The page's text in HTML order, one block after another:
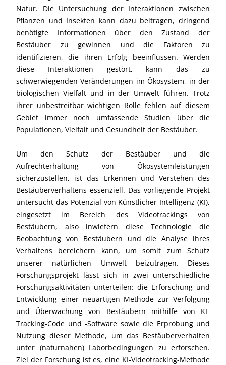
Natur. Die Untersuchung der Interaktionen zwischen
Pflanzen und Insekten kann dazu beitragen, dringend
benötigte Informationen über den Zustand der
Bestäuber zu gewinnen und die Faktoren zu
identifizieren, die ihren Erfolg beeinflussen. Werden
diese Interaktionen gestört, kann das zu
schwerwiegenden Veränderungen im Ökosystem, in der
biologischen Vielfalt und in der Umwelt führen. Trotz
ihrer unbestreitbar wichtigen Rolle fehlen auf diesem
Gebiet immer noch umfassende Studien über die
Populationen, Vielfalt und Gesundheit der Bestäuber.
Um den Schutz der Bestäuber und die
Aufrechterhaltung von Ökosystemleistungen
sicherzustellen, ist das Erkennen und Verstehen des
Bestäuberverhaltens essenziell. Das vorliegende Projekt
untersucht das Potenzial von Künstlicher Intelligenz (KI),
eingesetzt im Bereich des Videotrackings von
Bestäubern, also inwiefern diese Technologie die
Beobachtung von Bestäubern und die Analyse ihres
Verhaltens bereichern kann, um somit zum Schutz
unserer natürlichen Umwelt beizutragen. Dieses
Forschungsprojekt lässt sich in zwei unterschiedliche
Forschungsaktivitäten unterteilen: die Erforschung und
Entwicklung einer neuartigen Methode zur Verfolgung
und Überwachung von Bestäubern mithilfe von KI-
Tracking-Code und -Software sowie die Erprobung und
Nutzung dieser Methode, um das Bestäuberverhalten
unter (naturnahen) Laborbedingungen zu erforschen.
Ziel der Forschung ist es, eine KI-Videotracking-Methode